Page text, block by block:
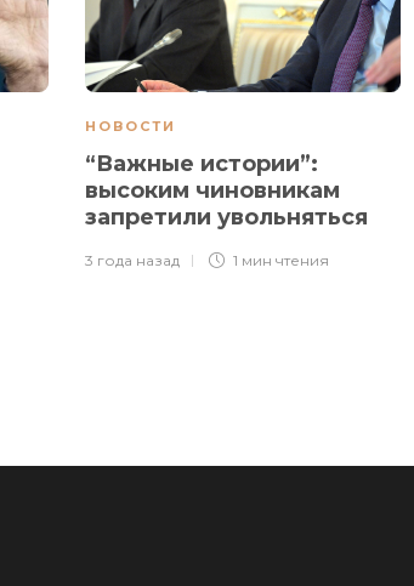
НОВОСТИ
“Важные истории”:
высоким чиновникам
запретили увольняться
3 года назад 1 мин чтения